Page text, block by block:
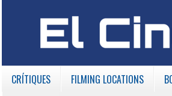
CRÍTIQUES FILMING LOCATIONS